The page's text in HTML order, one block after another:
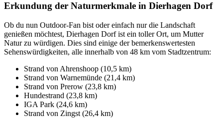
Erkundung der Naturmerkmale in Dierhagen Dorf
Ob du nun Outdoor-Fan bist oder einfach nur die Landschaft
genießen möchtest, Dierhagen Dorf ist ein toller Ort, um Mutter
Natur zu würdigen. Dies sind einige der bemerkenswertesten
Sehenswürdigkeiten, alle innerhalb von 48 km vom Stadtzentrum:
Strand von Ahrenshoop (10,5 km)
Strand von Warnemünde (21,4 km)
Strand von Prerow (23,8 km)
Hundestrand (23,8 km)
IGA Park (24,6 km)
Strand von Zingst (26,4 km)